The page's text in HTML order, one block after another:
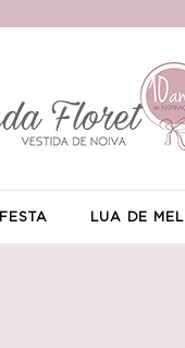
FESTA LUA DE MEL